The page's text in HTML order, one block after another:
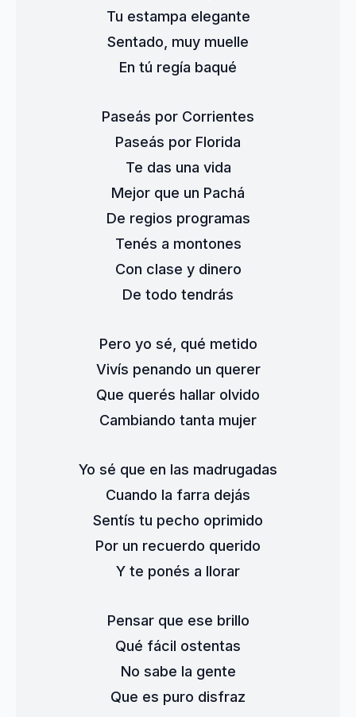
Tu estampa elegante
Sentado, muy muelle
En tú regía baqué
Paseás por Corrientes
Paseás por Florida
Te das una vida
Mejor que un Pachá
De regios programas
Tenés a montones
Con clase y dinero
De todo tendrás
Pero yo sé, qué metido
Vivís penando un querer
Que querés hallar olvido
Cambiando tanta mujer
Yo sé que en las madrugadas
Cuando la farra dejás
Sentís tu pecho oprimido
Por un recuerdo querido
Y te ponés a llorar
Pensar que ese brillo
Qué fácil ostentas
No sabe la gente
Que es puro disfraz